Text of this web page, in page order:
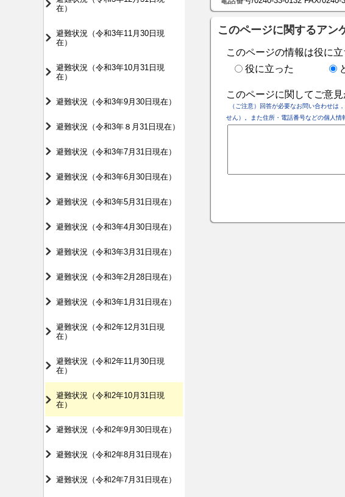
在）
避難状況（令和3年11月30日現
在）
避難状況（令和3年10月31日現
在）
避難状況（令和3年9月30日現在）
避難状況（令和3年８月31日現在）
避難状況（令和3年7月31日現在）
避難状況（令和3年6月30日現在）
避難状況（令和3年5月31日現在）
避難状況（令和3年4月30日現在）
避難状況（令和3年3月31日現在）
避難状況（令和3年2月28日現在）
避難状況（令和3年1月31日現在）
避難状況（令和2年12月31日現
在）
避難状況（令和2年11月30日現
在）
避難状況（令和2年10月31日現
在）
避難状況（令和2年9月30日現在）
避難状況（令和2年8月31日現在）
避難状況（令和2年7月31日現在）
このページに関するアン
このページの情報は役に立
役に立った
このページに関してご意
（ご注意）回答が必要なお問い合わせは
せん）。また住所・電話番号などの個人情